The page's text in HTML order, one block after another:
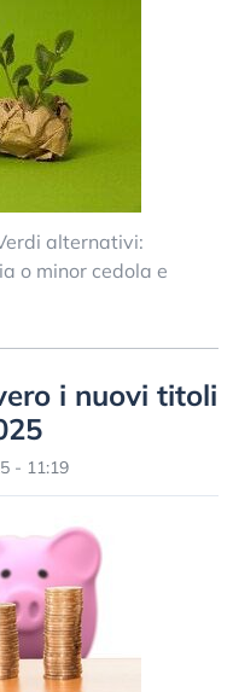
alternativi:
o minor cedola e
i nuovi titoli
- 11:19